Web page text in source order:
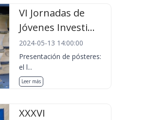
VI Jornadas de
Jóvenes Investi...
2024-05-13 14:00:00
Presentación de pósteres:
el l...
Leer más
XXXVI